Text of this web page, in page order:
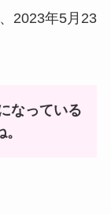
2023年5月23
なっている